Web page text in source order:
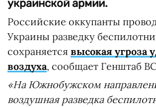
украинской армии.
Российские оккупанты
Украины разведку
сохраняется высокая угроза
воздуха, сообщает Генштаб
«На Южнобужском
воздушная разведка